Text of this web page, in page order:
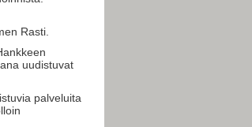
Rasti.
uudistuvat
palveluita